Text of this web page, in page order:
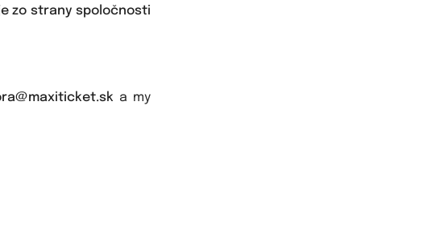
zo strany spoločnosti
a my